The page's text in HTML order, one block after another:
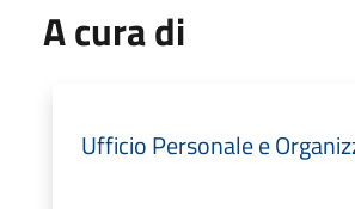
A cura di
Ufficio Personale e